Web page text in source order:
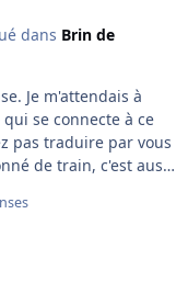
dans Brin de
Je m'attendais à
se connecte à ce
de train, c'est aussi
constituant sa
mon temps avec des